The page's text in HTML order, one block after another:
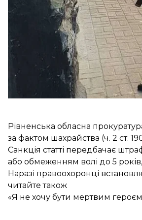
Рівненська обласна
за фактом шахрайства (ч. 2 ст.
Санкція статті передбачає
або обмеженням волі до 5
Наразі правоохоронці
читайте також
«Я не хочу бути мертвим